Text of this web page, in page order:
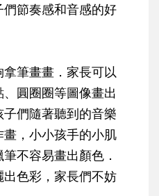
節奏感和音感的好
筆畫畫．家長可以
圓圈圈等圖像畫出
們隨著聽到的音樂
，小小孩手的小肌
不容易畫出顏色．
色彩，家長們不妨